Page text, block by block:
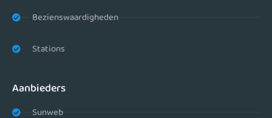
Bezienswaardigheden
Stations
Aanbieders
Sunweb